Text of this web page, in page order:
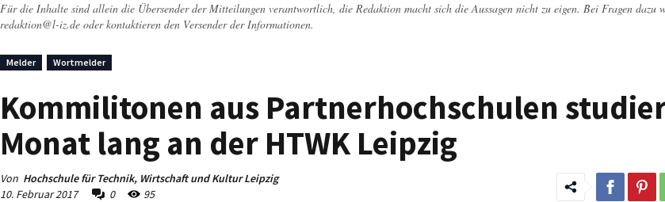
Für die Inhalte sind allein die Übersender der Mitteilungen verantwortlich, die Redaktion macht sich die Aussagen nicht zu eigen. Bei Fragen dazu
redaktion@l-iz.de oder kontaktieren den Versender der Informationen.
Melder Wortmelder
Kommilitonen aus Partnerhochschulen
Monat lang an der HTWK Leipzig
Von Hochschule für Technik, Wirtschaft und Kultur Leipzig
10. Februar 2017
0 95